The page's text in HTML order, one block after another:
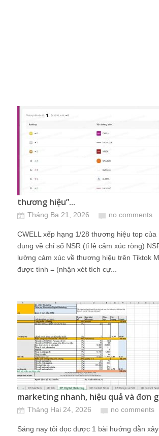
thương hiệu”...
Tháng Ba 21, 2026 no comments
CWELL xếp hạng 1/28 thương hiệu top của
dụng về chỉ số NSR (tỉ lệ cảm xúc ròng)
lường cảm xúc về thương hiệu trên Tiktok
được tính = (nhận xét tích cự...
marketing nhanh, hiệu quả và đơn
Tháng Hai 24, 2026 no comments
Sáng nay tôi đọc được 1 bài hướng dẫn